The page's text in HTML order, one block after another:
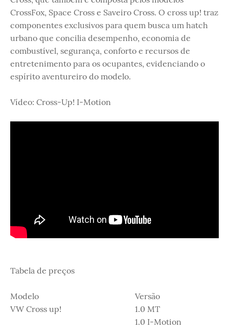
CrossFox, Space Cross e Saveiro Cross. O cross up! traz
componentes exclusivos para quem busca um hatch
urbano que concilia desempenho, economia de
combustível, segurança, conforto e recursos de
entretenimento para os ocupantes, evidenciando o
espírito aventureiro do modelo.
Vídeo: Cross-Up! I-Motion
Tabela de preços
Modelo
Versão
VW Cross up!
1.0 MT
1.0 I-Motion